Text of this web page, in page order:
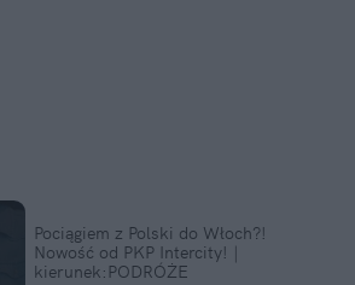
Pociągiem z Polski do Włoch?!
Nowość od PKP Intercity! |
kierunek:PODRÓŻE